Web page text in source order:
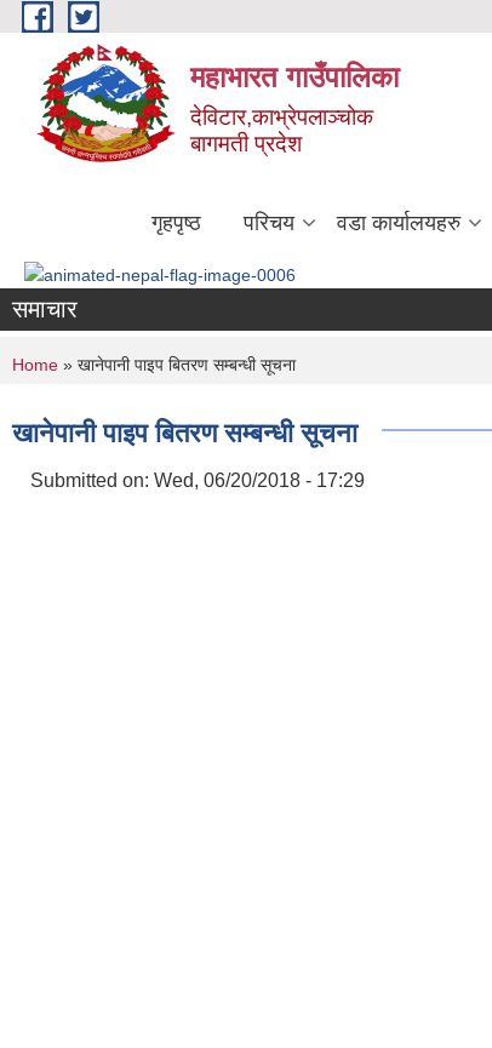
Skip to main content
महाभारत गाउँपालिका
देविटार,काभ्रेपलाञ्चोक
बागमती प्रदेश
गृहपृष्ठ परिचय वडा कार्यालयहरु
समाचार
You are here
Home » खानेपानी पाइप बितरण सम्बन्धी सूचना
खानेपानी पाइप बितरण सम्बन्धी सूचना
Submitted on: Wed, 06/20/2018 - 17:29